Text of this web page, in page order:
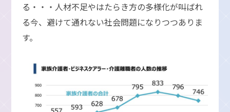
る・・・人材不足やはたらき方の多様化が叫ばれ
る今、避けて通れない社会問題になりつつありま
す。